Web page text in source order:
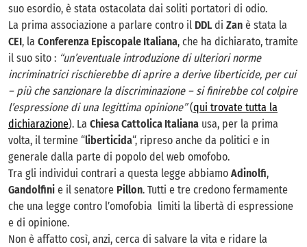
suo esordio, è stata ostacolata dai soliti portatori di odio.
La prima associazione a parlare contro il DDLdi Zan è stata la
CEI, la Conferenza Episcopale Italiana, che ha dichiarato, tramite
il suo sito : “un’eventuale introduzione di ulteriori norme
incriminatrici rischierebbe di aprire a derive liberticide, per cui
– più che sanzionare la discriminazione – si finirebbe col colpire
l’espressione di una legittima opinione”(qui trovate tutta la
dichiarazione). La Chiesa Cattolica Italiana usa, per la prima
volta, il termine “liberticida“, ripreso anche da politici e in
generale dalla parte di popolo del web omofobo.
Tra gli individui contrari a questa legge abbiamo Adinolfi,
Gandolfini e il senatore Pillon. Tutti e tre credono fermamente
che una legge contro l’omofobia limiti la libertà di espressione
e di opinione.
Non è affatto così, anzi, cerca di salvare la vita e ridare la